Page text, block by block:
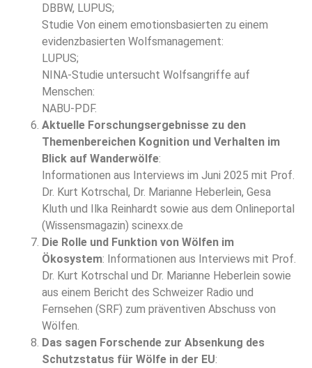
DBBW, LUPUS;
Studie Von einem emotionsbasierten zu einem
evidenzbasierten Wolfsmanagement:
LUPUS;
NINA-Studie untersucht Wolfsangriffe auf
Menschen:
NABU-PDF.
Aktuelle Forschungsergebnisse zu den
Themenbereichen Kognition und Verhalten im
Blick auf Wanderwölfe:
Informationen aus Interviews im Juni 2025 mit Prof.
Dr. Kurt Kotrschal, Dr. Marianne Heberlein, Gesa
Kluth und Ilka Reinhardt sowie aus dem Onlineportal
(Wissensmagazin) scinexx.de
Die Rolle und Funktion von Wölfen im
Ökosystem: Informationen aus Interviews mit Prof.
Dr. Kurt Kotrschal und Dr. Marianne Heberlein sowie
aus einem Bericht des Schweizer Radio und
Fernsehen (SRF) zum präventiven Abschuss von
Wölfen.
Das sagen Forschende zur Absenkung des
Schutzstatus für Wölfe in der EU: